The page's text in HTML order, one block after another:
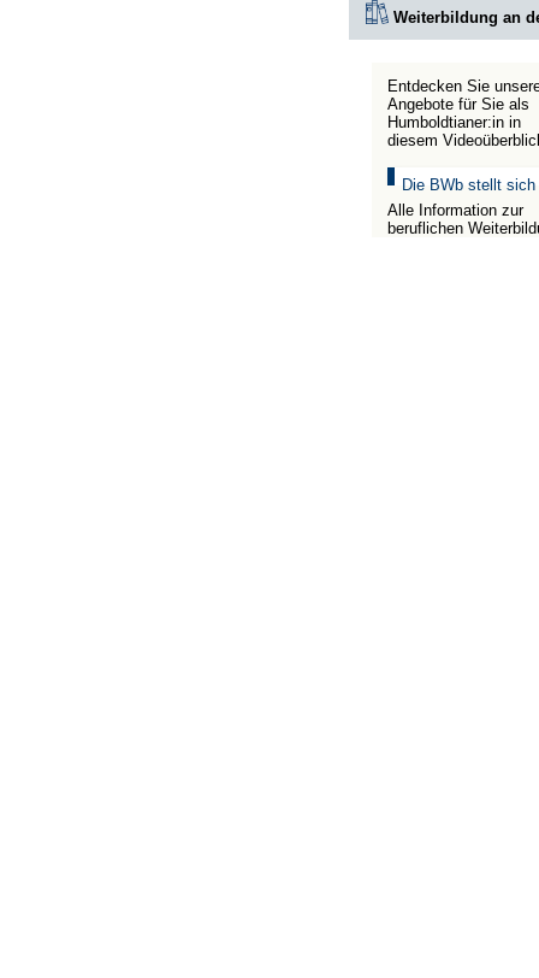
Weiterbildung an
Entdecken Sie
Angebote für Sie als
Humboldtianer:in in
diesem
Die BWb stellt sich
Alle Information zur
beruflichen